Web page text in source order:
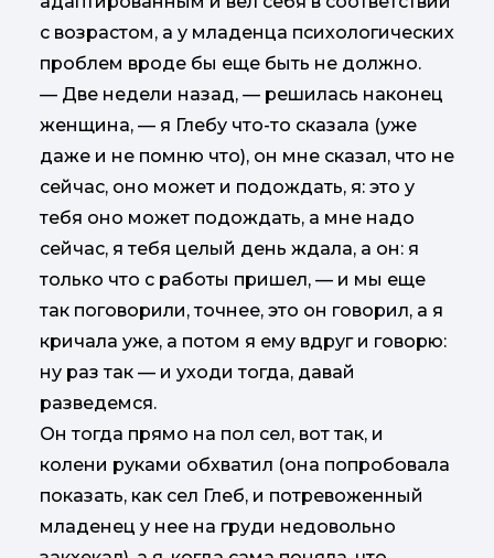
с возрастом, а у младенца психологических
проблем вроде бы еще быть не должно.
— Две недели назад, — решилась наконец
женщина, — я Глебу что-то сказала (уже
даже и не помню что), он мне сказал, что не
сейчас, оно может и подождать, я: это у
тебя оно может подождать, а мне надо
сейчас, я тебя целый день ждала, а он: я
только что с работы пришел, — и мы еще
так поговорили, точнее, это он говорил, а я
кричала уже, а потом я ему вдруг и говорю:
ну раз так — и уходи тогда, давай
разведемся.
Он тогда прямо на пол сел, вот так, и
колени руками обхватил (она попробовала
показать, как сел Глеб, и потревоженный
младенец у нее на груди недовольно